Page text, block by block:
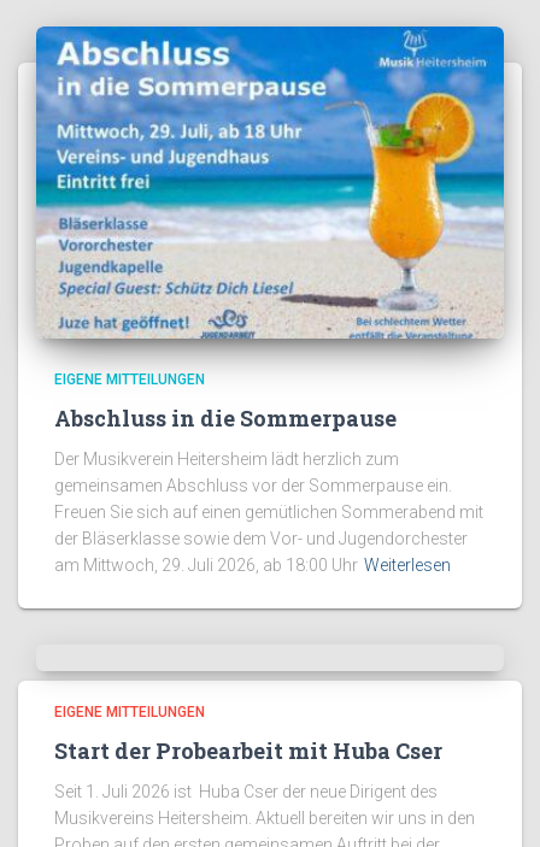
EIGENE MITTEILUNGEN
Abschluss in die Sommerpause
Der Musikverein Heitersheim lädt herzlich zum
gemeinsamen Abschluss vor der Sommerpause ein.
Freuen Sie sich auf einen gemütlichen Sommerabend mit
der Bläserklasse sowie dem Vor- und Jugendorchester
am Mittwoch, 29. Juli 2026, ab 18:00 Uhr Weiterlesen
EIGENE MITTEILUNGEN
Start der Probearbeit mit Huba Cser
Seit 1. Juli 2026 ist Huba Cser der neue Dirigent des
Musikvereins Heitersheim. Aktuell bereiten wir uns in den